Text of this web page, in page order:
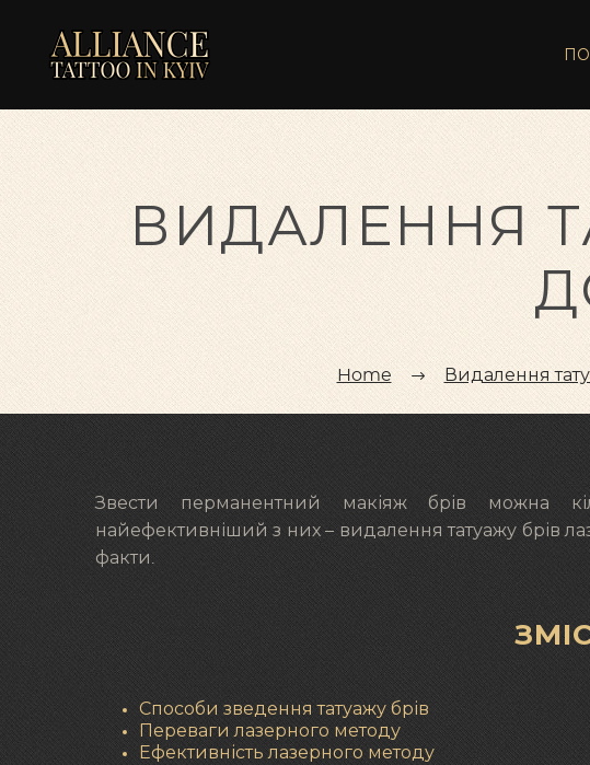
ВИДАЛЕННЯ
Home Видалення тату
Звести перманентний макіяж брів можна
найефективніший з них – видалення татуажу брів
факти.
Способи зведення татуажу брів
Переваги лазерного методу
Ефективність лазерного методу